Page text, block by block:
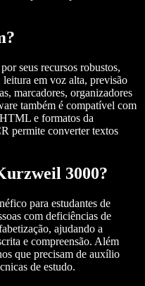
seus recursos robustos,
em voz alta, previsão
marcadores, organizadores
também é compatível com
e formatos da
permite converter textos
3000?
para estudantes de
com deficiências de
ajudando a
e compreensão. Além
que precisam de auxílio
de estudo.